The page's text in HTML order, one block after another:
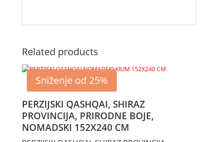
Related products
Sniženje od 25%
PERZIJSKI QASHQAI, SHIRAZ
PROVINCIJA, PRIRODNE BOJE,
NOMADSKI 152X240 CM